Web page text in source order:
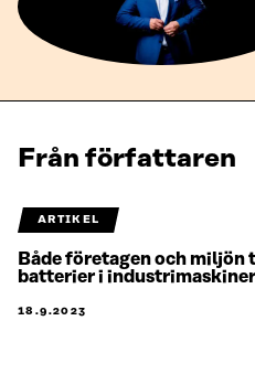
Från författaren
ARTIKEL
Både företagen och
batterier i
18.9.2023